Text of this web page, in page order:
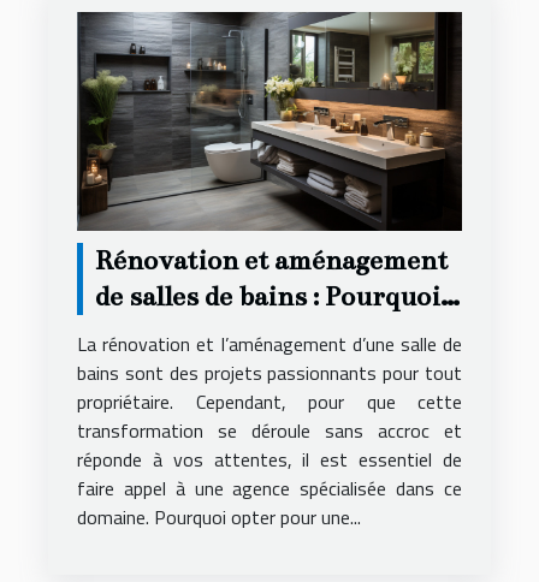
Rénovation et aménagement
de salles de bains : Pourquoi
faire appel à une agence
spécialisée ?
La rénovation et l’aménagement d’une salle de
bains sont des projets passionnants pour tout
propriétaire. Cependant, pour que cette
transformation se déroule sans accroc et
réponde à vos attentes, il est essentiel de
faire appel à une agence spécialisée dans ce
domaine. Pourquoi opter pour une...